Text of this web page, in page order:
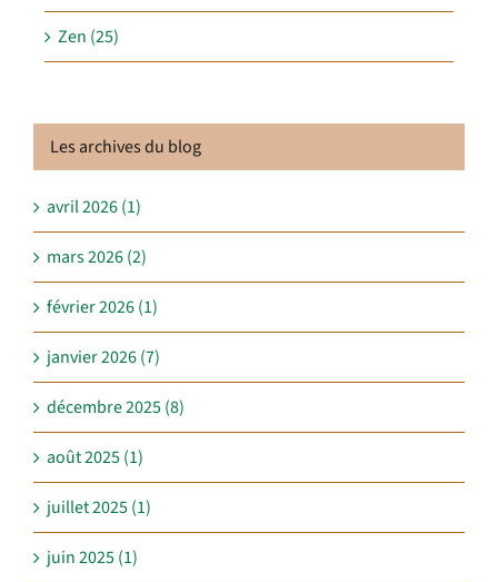
Zen (25)
Les archives du blog
avril 2026 (1)
mars 2026 (2)
février 2026 (1)
janvier 2026 (7)
décembre 2025 (8)
août 2025 (1)
juillet 2025 (1)
juin 2025 (1)